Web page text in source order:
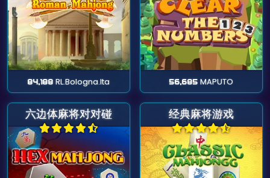
84,188 RL.Bologna.Ita 56,685 MAPUTO
六边体麻将对对碰 经典麻将游戏